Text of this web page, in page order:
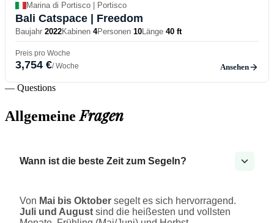
Marina di Portisco | Portisco
Bali Catspace | Freedom
Baujahr 2022Kabinen 4Personen 10Länge 40 ft
Preis pro Woche
3,754 €/ Woche Ansehen
— Questions
AllgemeineFragen
Wann ist die beste Zeit zum Segeln?
Von Mai bis Oktober segelt es sich hervorragend.
Juli und August sind die heißesten und vollsten